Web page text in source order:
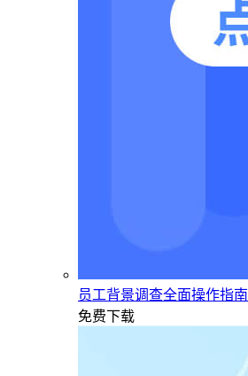
员工背景调查全面操作指南
免费下载